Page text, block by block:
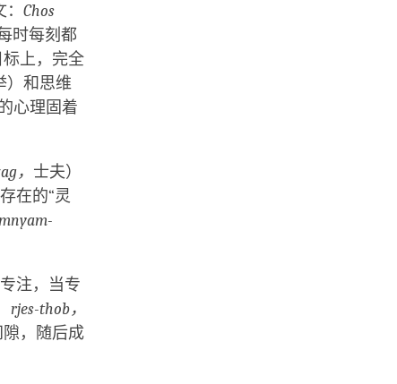
Chos
时每刻都
上，完全
）和思维
心理固着
， 士夫）
在的“灵
注，当专
rjes-thob，
，随后成